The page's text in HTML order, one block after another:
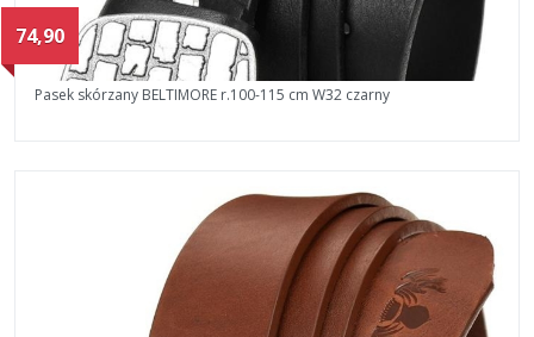
74,90
Pasek skórzany BELTIMORE r.100-115 cm W32 czarny